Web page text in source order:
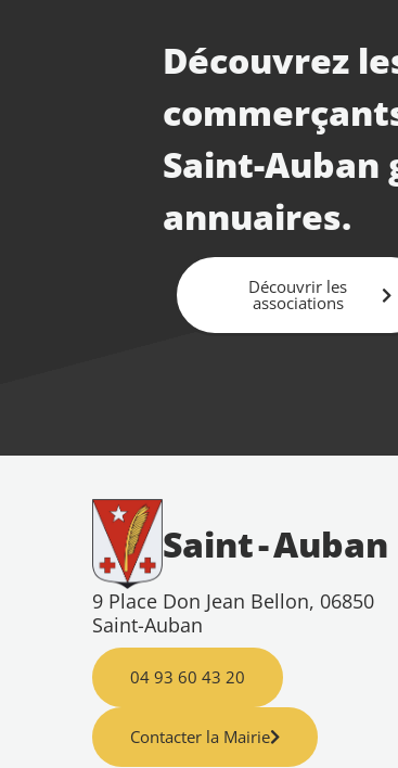
Découvrez
Saint-Auban
annuaires.
Découvrir les
associations
Saint-Auban
9 Place Don Jean Bellon, 06850
Saint-Auban
04 93 60 43 20
Contacter la Mairie